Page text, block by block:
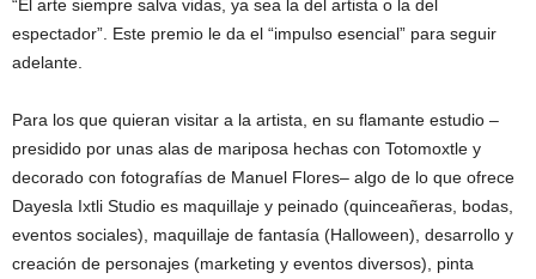
“El arte siempre salva vidas, ya sea la del artista o la del
espectador”. Este premio le da el “impulso esencial” para seguir
adelante.
Para los que quieran visitar a la artista, en su flamante estudio –
presidido por unas alas de mariposa hechas con Totomoxtle y
decorado con fotografías de Manuel Flores– algo de lo que ofrece
Dayesla Ixtli Studio es maquillaje y peinado (quinceañeras, bodas,
eventos sociales), maquillaje de fantasía (Halloween), desarrollo y
creación de personajes (marketing y eventos diversos), pinta